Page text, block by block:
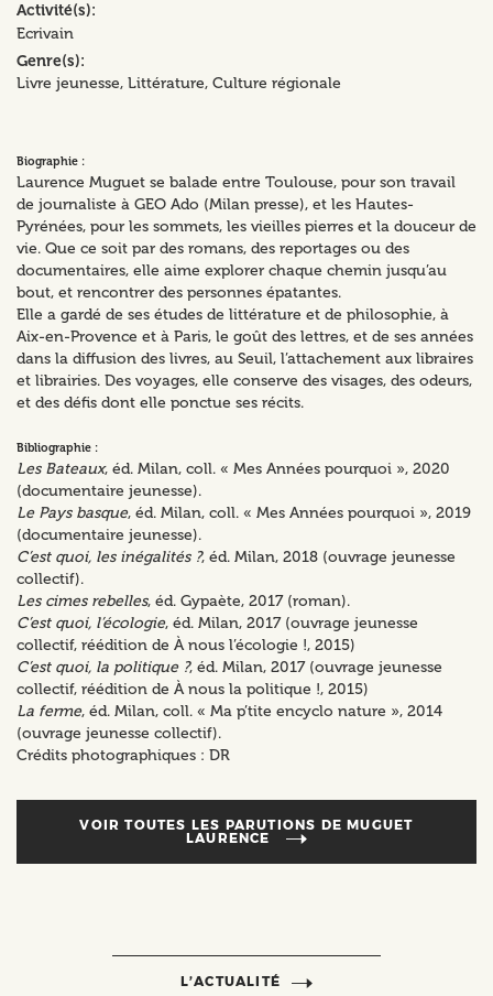
Activité(s)
Ecrivain
Genre(s)
Livre jeunesse Littérature Culture régionale
Biographie :
Laurence Muguet se balade entre Toulouse, pour son travail
de journaliste à GEO Ado (Milan presse), et les Hautes-
Pyrénées, pour les sommets, les vieilles pierres et la douceur de
vie. Que ce soit par des romans, des reportages ou des
documentaires, elle aime explorer chaque chemin jusqu’au
bout, et rencontrer des personnes épatantes.
Elle a gardé de ses études de littérature et de philosophie, à
Aix-en-Provence et à Paris, le goût des lettres, et de ses années
dans la diffusion des livres, au Seuil, l’attachement aux libraires
et librairies. Des voyages, elle conserve des visages, des odeurs,
et des défis dont elle ponctue ses récits.
Bibliographie :
Les Bateaux, éd. Milan, coll. « Mes Années pourquoi », 2020
(documentaire jeunesse).
Le Pays basque, éd. Milan, coll. « Mes Années pourquoi », 2019
(documentaire jeunesse).
C’est quoi, les inégalités ?, éd. Milan, 2018 (ouvrage jeunesse
collectif).
Les cimes rebelles, éd. Gypaète, 2017 (roman).
C’est quoi, l’écologie, éd. Milan, 2017 (ouvrage jeunesse
collectif, réédition de À nous l’écologie !, 2015)
C’est quoi, la politique ?, éd. Milan, 2017 (ouvrage jeunesse
collectif, réédition de À nous la politique !, 2015)
La ferme, éd. Milan, coll. « Ma p’tite encyclo nature », 2014
(ouvrage jeunesse collectif).
Crédits photographiques : DR
VOIR TOUTES LES PARUTIONS DEMUGUET
LAURENCE
L’ACTUALITÉ